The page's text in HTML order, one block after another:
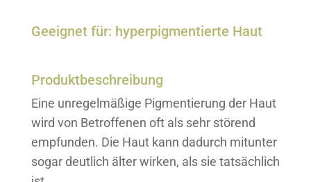
Geeignet für: hyperpigmentierte Haut
Produktbeschreibung
Eine unregelmäßige Pigmentierung der Haut
wird von Betroffenen oft als sehr störend
empfunden. Die Haut kann dadurch mitunter
sogar deutlich älter wirken, als sie tatsächlich